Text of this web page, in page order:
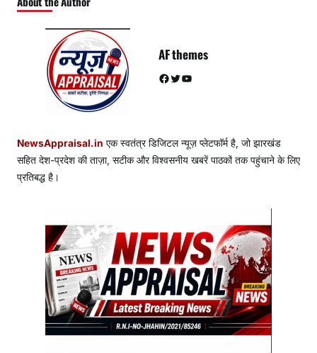
AF themes
Facebook Twitter YouTube
NewsAppraisal.in एक स्वतंत्र डिजिटल न्यूज़ प्लेटफॉर्म है, जो झारखंड
सहित देश-प्रदेश की ताज़ा, सटीक और विश्वसनीय खबरें पाठकों तक पहुंचाने के लिए
प्रतिबद्ध है।